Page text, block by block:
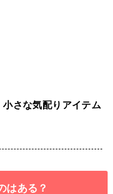
小さな気配りアイテム
はある？